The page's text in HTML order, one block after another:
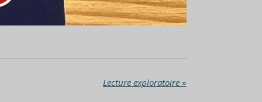
Lecture exploratoire»